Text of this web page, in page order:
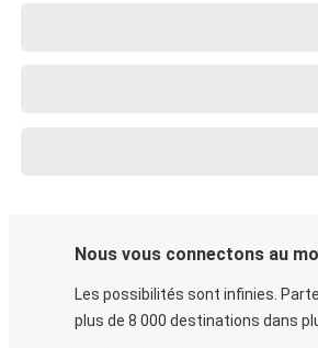
Nous vous connectons au
Les possibilités sont infinies.
plus de 8 000 destinations dans